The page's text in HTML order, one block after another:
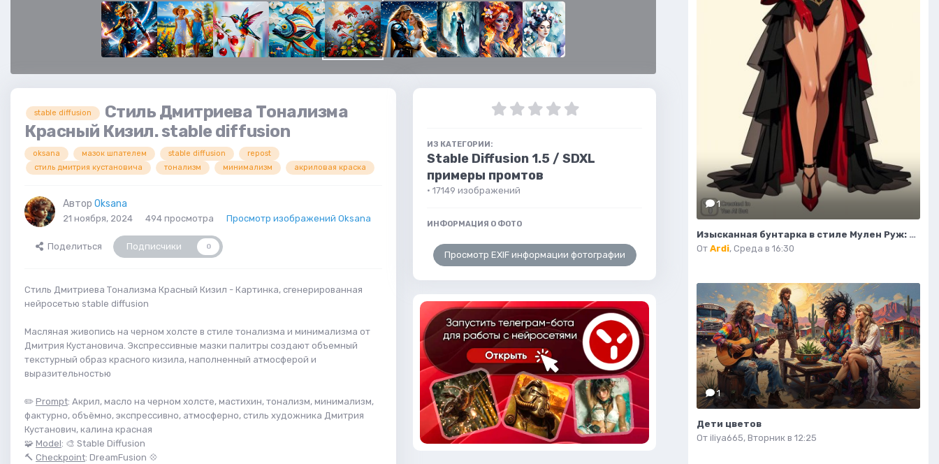
stable diffusion
Стиль Дмитриева Тонализма
Красный Кизил. stable diffusion
oksana мазок шпателем stable diffusion
repost
стиль дмитрия кустановича
тонализм минимализм акриловая краска
Автор Oksana
21 ноября, 2024 494 просмотра Просмотр изображений Oksana
Поделиться Подписчики 0
Стиль Дмитриева Тонализма Красный Кизил - Картинка, сгенерированная
нейросетью stable diffusion
Масляная живопись на черном холсте в стиле тонализма и минимализма от
Дмитрия Кустановича. Экспрессивные мазки палитры создают объемный
текстурный образ красного кизила, наполненный атмосферой и
выразительностью
✏️ Prompt: Акрил, масло на черном холсте, мастихин, тонализм, минимализм,
фактурно, объёмно, экспрессивно, атмосферно, стиль художника Дмитрия
Кустанович, калина красная
🧩 Model: 🎨 Stable Diffusion
🔨 Checkpoint: DreamFusion 💠
ИЗ КАТЕГОРИИ:
Stable Diffusion 1.5 / SDXL
примеры промтов
· 17149 изображений
ИНФОРМАЦИЯ О ФОТО
Просмотр EXIF информации фотографии
1
Изысканная бунтарка в стиле Мулен Руж: мода и элегантность. Генерация из нейронной сети Flux Ai
От Ardi, Среда в 16:30
1
Дети цветов
От iliya665, Вторник в 12:25